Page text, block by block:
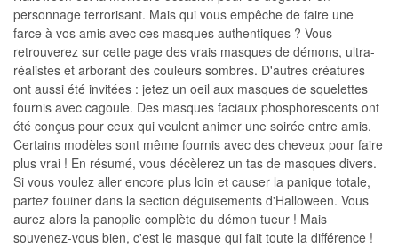
personnage terrorisant. Mais qui vous empêche de faire une
farce à vos amis avec ces masques authentiques ? Vous
retrouverez sur cette page des vrais masques de démons, ultra-
réalistes et arborant des couleurs sombres. D'autres créatures
ont aussi été invitées : jetez un oeil aux masques de squelettes
fournis avec cagoule. Des masques faciaux phosphorescents ont
été conçus pour ceux qui veulent animer une soirée entre amis.
Certains modèles sont même fournis avec des cheveux pour faire
plus vrai ! En résumé, vous décèlerez un tas de masques divers.
Si vous voulez aller encore plus loin et causer la panique totale,
partez fouiner dans la section déguisements d'Halloween. Vous
aurez alors la panoplie complète du démon tueur ! Mais
souvenez-vous bien, c'est le masque qui fait toute la différence !